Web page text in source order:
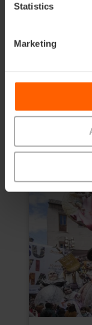
Statistics
Marketing
À partir de